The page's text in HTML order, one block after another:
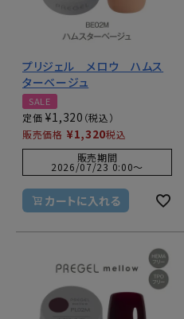
プリジェル メロウ ハムス
ターベージュ
SALE
定価 ¥1,320
販売価格 ¥1,320税込
販売期間
2026/07/23 0:00〜
カートに入れる